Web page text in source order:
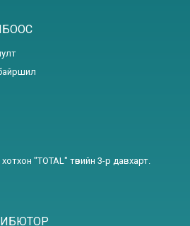
"TOTAL" төвийн 3-р давхарт.